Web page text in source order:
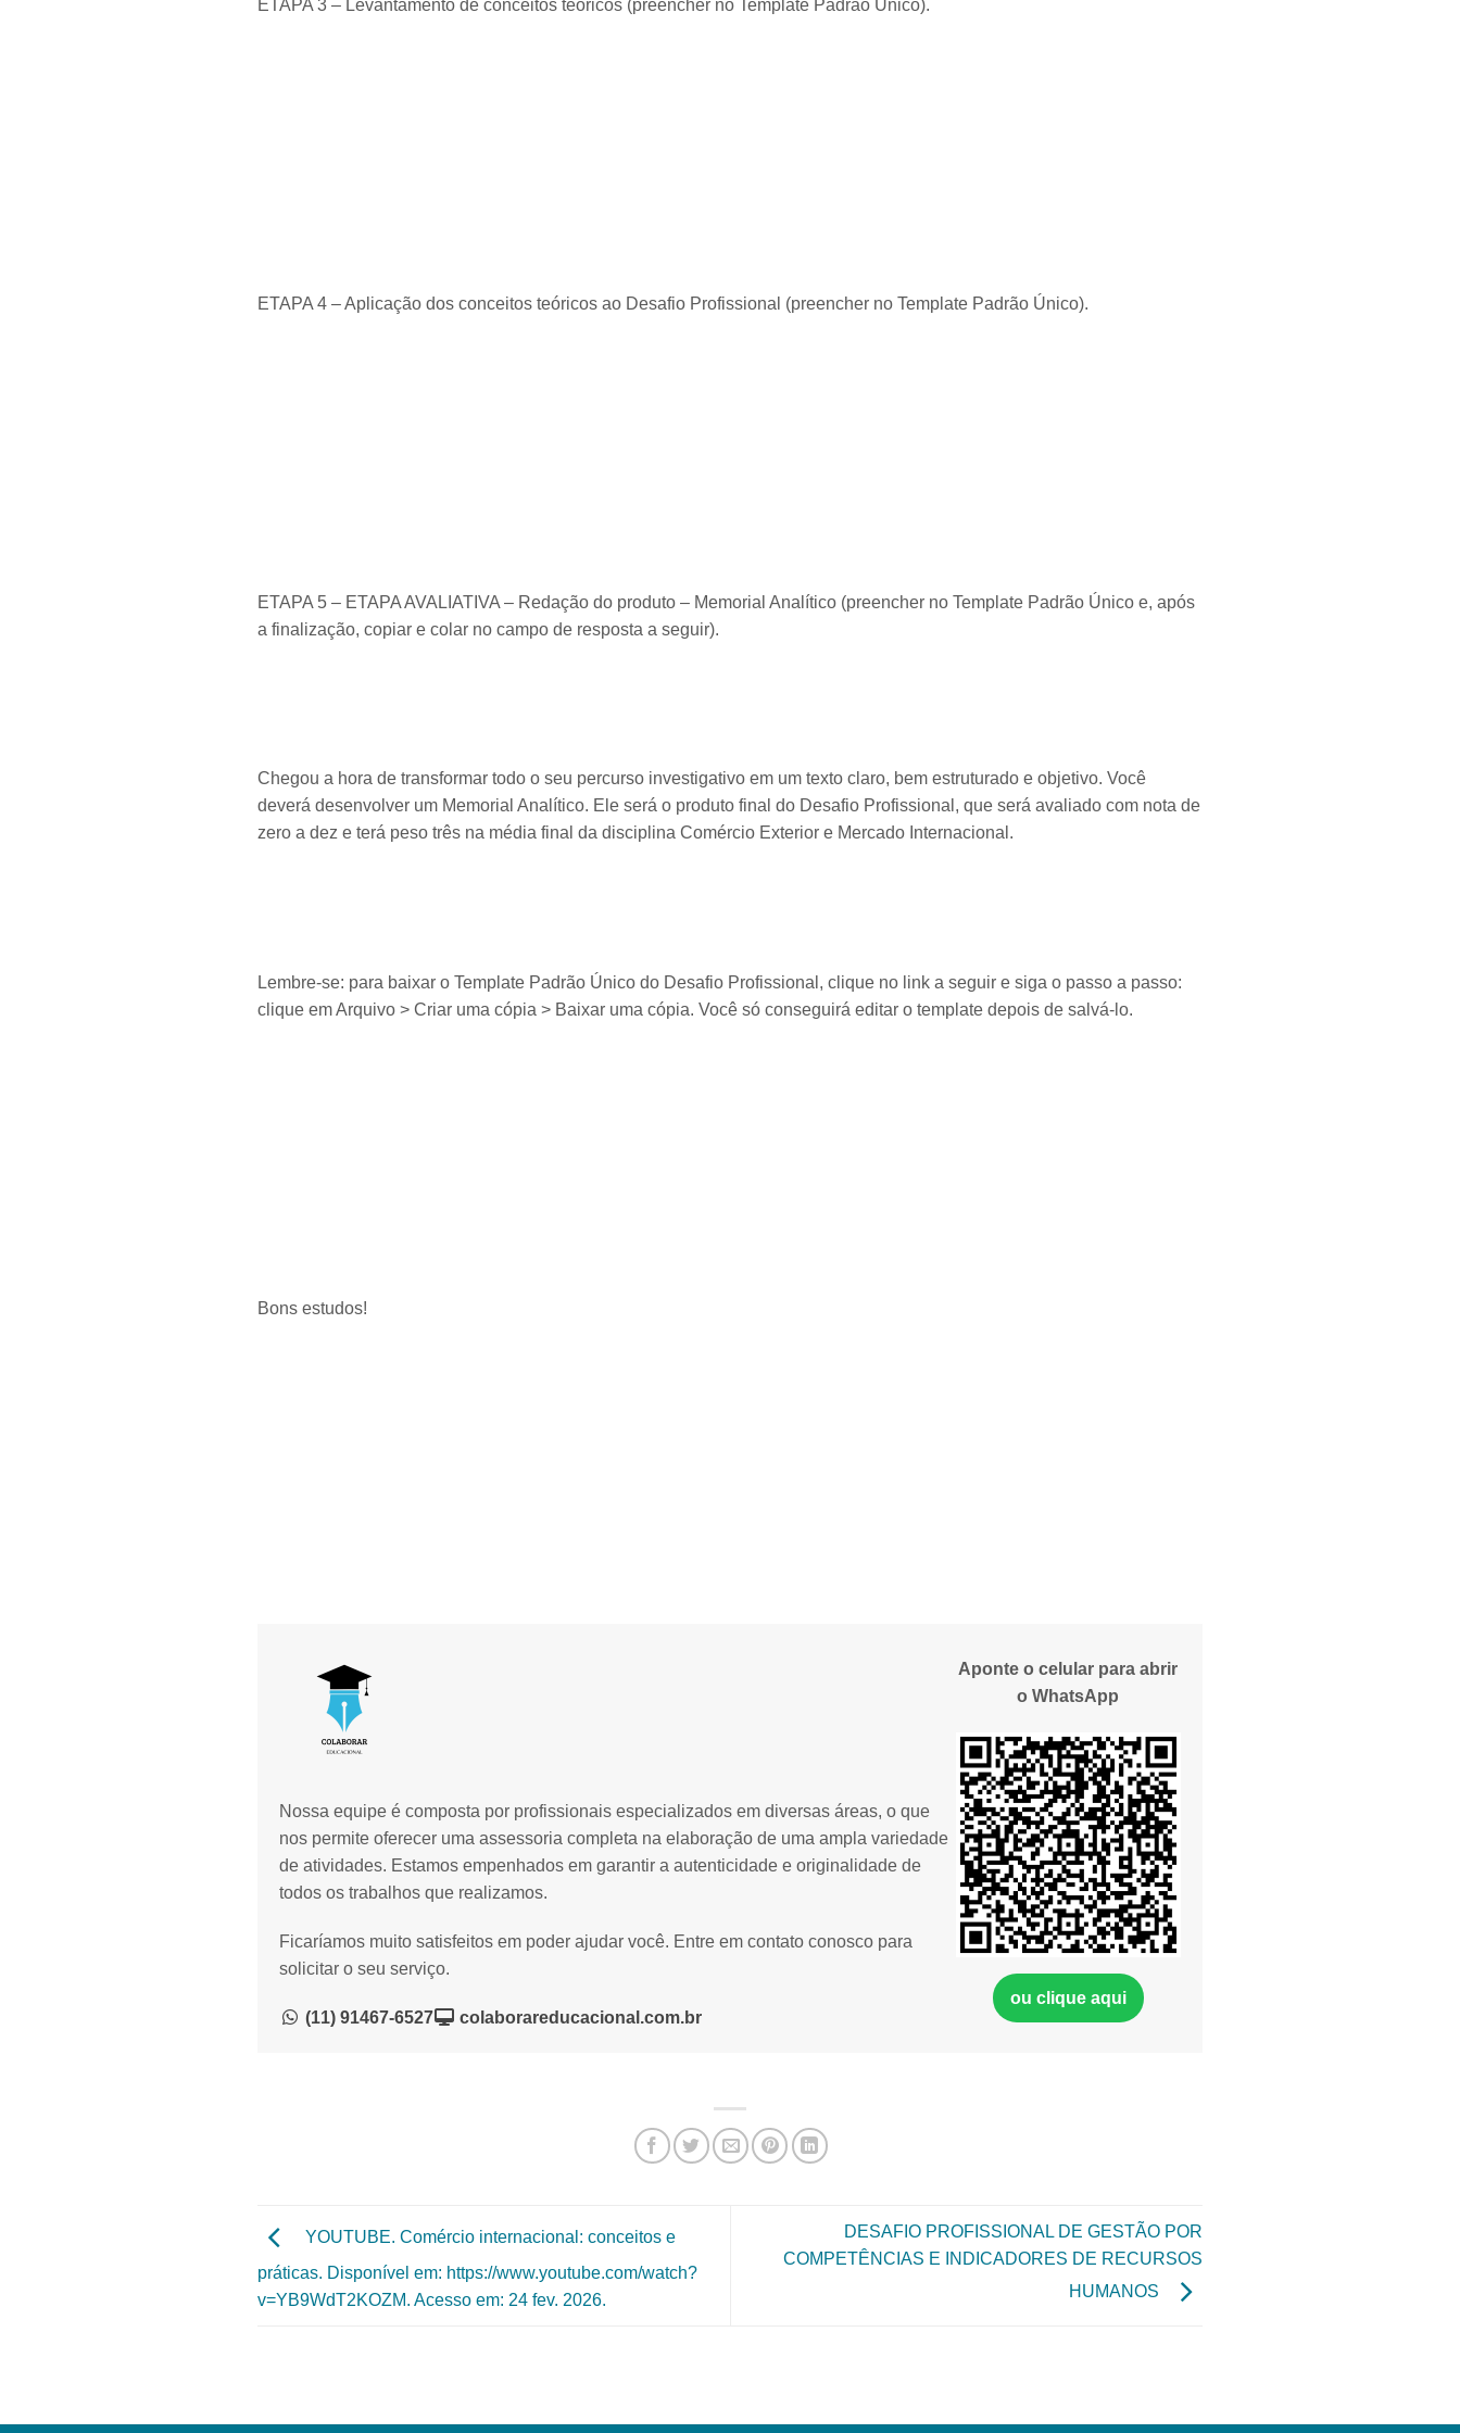
ETAPA 3 – Levantamento de conceitos teóricos (preencher no Template Padrão Único).
ETAPA 4 – Aplicação dos conceitos teóricos ao Desafio Profissional (preencher no Template Padrão Único).
ETAPA 5 – ETAPA AVALIATIVA – Redação do produto – Memorial Analítico (preencher no Template Padrão Único e, após
a finalização, copiar e colar no campo de resposta a seguir).
Chegou a hora de transformar todo o seu percurso investigativo em um texto claro, bem estruturado e objetivo. Você
deverá desenvolver um Memorial Analítico. Ele será o produto final do Desafio Profissional, que será avaliado com nota de
zero a dez e terá peso três na média final da disciplina Comércio Exterior e Mercado Internacional.
Lembre-se: para baixar o Template Padrão Único do Desafio Profissional, clique no link a seguir e siga o passo a passo:
clique em Arquivo > Criar uma cópia > Baixar uma cópia. Você só conseguirá editar o template depois de salvá-lo.
Bons estudos!
Nossa equipe é composta por profissionais especializados em diversas áreas, o que
nos permite oferecer uma assessoria completa na elaboração de uma ampla variedade
de atividades. Estamos empenhados em garantir a autenticidade e originalidade de
todos os trabalhos que realizamos.
Ficaríamos muito satisfeitos em poder ajudar você. Entre em contato conosco para
solicitar o seu serviço.
(11) 91467-6527 colaborareducacional.com.br
Aponte o celular para abrir
o WhatsApp
ou clique aqui
YOUTUBE. Comércio internacional: conceitos e
práticas. Disponível em: https://www.youtube.com/watch?
v=YB9WdT2KOZM. Acesso em: 24 fev. 2026.
DESAFIO PROFISSIONAL DE GESTÃO POR
COMPETÊNCIAS E INDICADORES DE RECURSOS
HUMANOS